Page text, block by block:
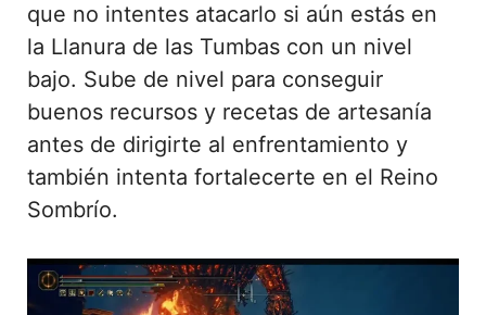
que no intentes atacarlo si aún estás en
la Llanura de las Tumbas con un nivel
bajo. Sube de nivel para conseguir
buenos recursos y recetas de artesanía
antes de dirigirte al enfrentamiento y
también intenta fortalecerte en el Reino
Sombrío.